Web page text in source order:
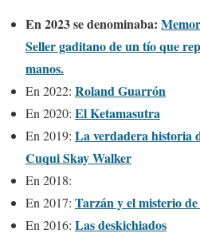
En 2023 se denominaba:
Seller gaditano de un tío que
manos.
En 2022: Roland Guarrón
En 2020: El Ketamasutra
En 2019: La verdadera historia
Cuqui Skay Walker
En 2018:
En 2017: Tarzán y el misterio
En 2016: Las deskichiados